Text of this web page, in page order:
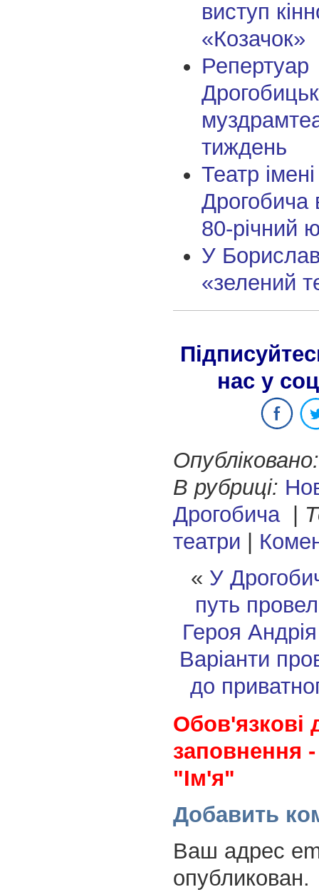
виступ
«Козачок»
Репертуар
тиждень
Театр
Дрогобича
80-річний
У
«зелений
нас у
Опубліковано:
В рубриці:
Дрогобича|
театри
« У
путь
Героя
Варіанти
до
Обов'язкові
заповнення
"Ім'я"
Добавить
Ваш адрес
опубликован.